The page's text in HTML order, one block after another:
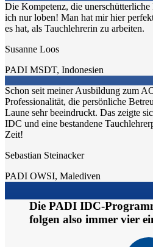
Die Kompetenz, die
ich nur loben! Man hat mir hier
es hat, als Tauchlehrerin zu arbeiten.
Susanne Loos
PADI MSDT, Indonesien
Schon seit meiner Ausbildung zum
Professionalität, die persönliche
Laune sehr beeindruckt. Das zeigte
IDC und eine bestandene
Zeit!
Sebastian Steinacker
PADI OWSI, Malediven
Die PADI IDC-
folgen also immer vier